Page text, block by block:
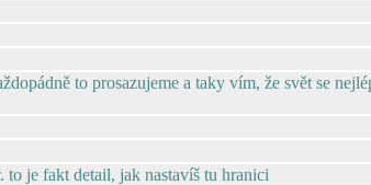
to prosazujeme a taky vím, že svět se
je fakt detail, jak nastavíš tu hranici